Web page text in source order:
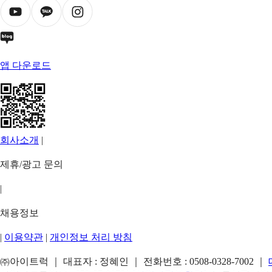
앱 다운로드
회사소개 |
제휴/광고 문의
|
채용정보
| 이용약관 | 개인정보 처리 방침
㈜아이트럭 ｜ 대표자 : 정혜인 ｜ 전화번호 : 0508-0328-7002